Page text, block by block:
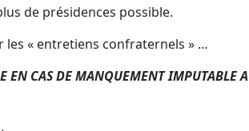
de présidences possible.
les « entretiens confraternels » …
EN CAS DE MANQUEMENT IMPUTABLE A